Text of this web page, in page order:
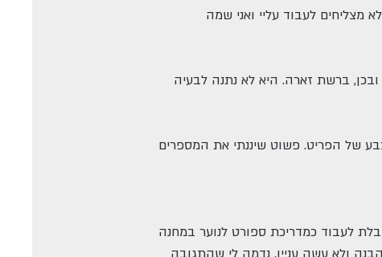
מצליחים לעבוד עליי ואני שמה
ברשת זארה. היא לא נתנה לבעיה
של הפריט. פשוט שיננתי את המספרים
לעבוד כמדריכת ספורט לנוער במחנה